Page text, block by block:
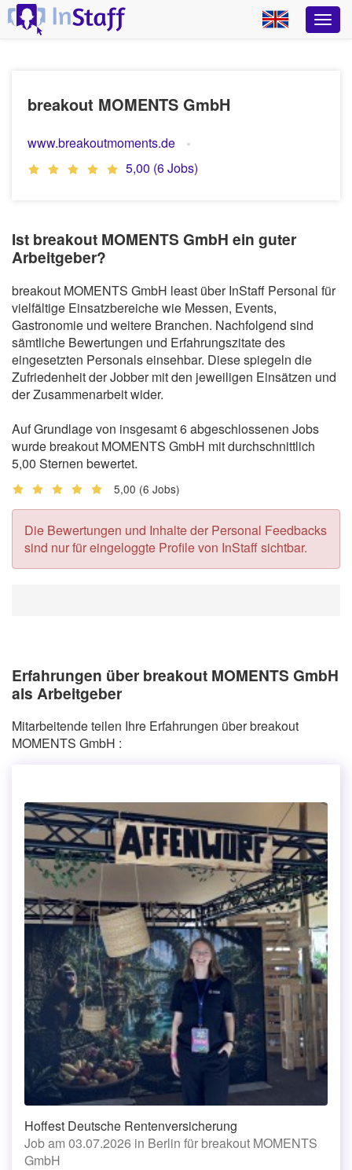
breakout MOMENTS GmbH
www.breakoutmoments.de
5,00 (6 Jobs)
Ist breakout MOMENTS GmbH ein guter
Arbeitgeber?
breakout MOMENTS GmbH least über InStaff Personal für
vielfältige Einsatzbereiche wie Messen, Events,
Gastronomie und weitere Branchen. Nachfolgend sind
sämtliche Bewertungen und Erfahrungszitate des
eingesetzten Personals einsehbar. Diese spiegeln die
Zufriedenheit der Jobber mit den jeweiligen Einsätzen und
der Zusammenarbeit wider.
Auf Grundlage von insgesamt 6 abgeschlossenen Jobs
wurde breakout MOMENTS GmbH mit durchschnittlich
5,00 Sternen bewertet.
5,00 (6 Jobs)
Die Bewertungen und Inhalte der Personal Feedbacks
sind nur für eingeloggte Profile von InStaff sichtbar.
Erfahrungen über breakout MOMENTS GmbH
als Arbeitgeber
Mitarbeitende teilen Ihre Erfahrungen über breakout
MOMENTS GmbH :
Hoffest Deutsche Rentenversicherung
Job am 03.07.2026 in Berlin für breakout MOMENTS
GmbH